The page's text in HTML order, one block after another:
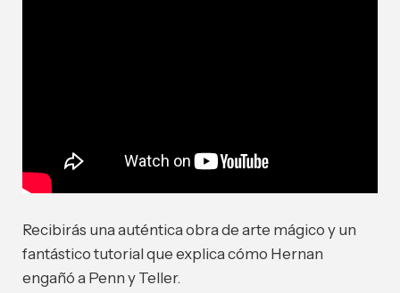
Recibirás una auténtica obra de arte mágico y un
fantástico tutorial que explica cómo Hernan
engañó a Penn y Teller.